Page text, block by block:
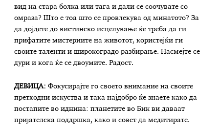
вид на стара болка или тага и дали се соочувате со
омраза? Што е тоа што се провлекува од минатото? За
да дојдете до вистинско исцелување ќе треба да ги
прифатите мистериите на животот, користејќи ги
своите таленти и широкоградо разбирање. Насмејте се
дури и кога ќе се двоумите. Радост.
ДЕВИЦА:Фокусирајте го своето внимание на своите
претходни искуства и така најдобро ќе знаете како да
постапите во иднина: планетите во Бик ви даваат
пријателска поддршка, како и совет да медитирате.